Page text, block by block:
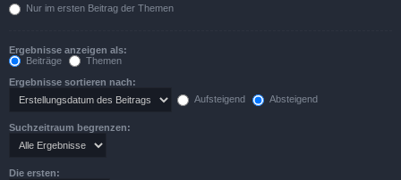
Nur im ersten Beitrag der Themen
Ergebnisse anzeigen als:
Beiträge
Themen
Ergebnisse sortieren nach:
Aufsteigend
Absteigend
Suchzeitraum begrenzen:
Die ersten: